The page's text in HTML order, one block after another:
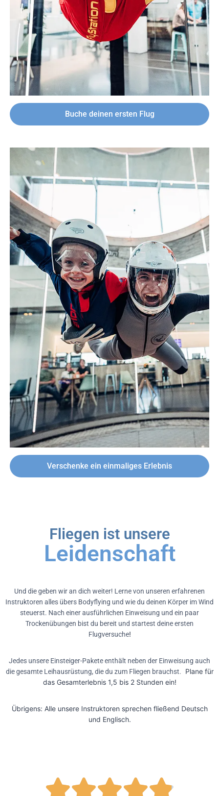
Buche deinen ersten Flug
Verschenke ein einmaliges Erlebnis
Fliegen ist unsere
Leidenschaft
Und die geben wir an dich weiter! Lerne von unseren erfahrenen
Instruktoren alles übers Bodyflying und wie du deinen Körper im Wind
steuerst. Nach einer ausführlichen Einweisung und ein paar
Trockenübungen bist du bereit und startest deine ersten
Flugversuche!
Jedes unsere Einsteiger-Pakete enthält neben der Einweisung auch
die gesamte Leihausrüstung, die du zum Fliegen brauchst. Plane für
das Gesamterlebnis 1,5 bis 2 Stunden ein!
Übrigens: Alle unsere Instruktoren sprechen fließend Deutsch
und Englisch.
